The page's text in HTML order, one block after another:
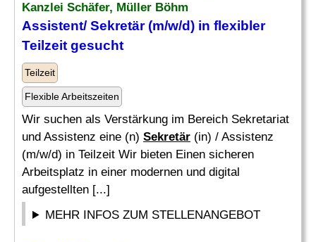
Kanzlei Schäfer, Müller Böhm
Assistent/ Sekretär(m/w/d) in flexibler
Teilzeit gesucht
Teilzeit
Flexible Arbeitszeiten
Wir suchen als Verstärkung im Bereich Sekretariat
und Assistenz eine (n) Sekretär (in) / Assistenz
(m/w/d) in Teilzeit Wir bieten Einen sicheren
Arbeitsplatz in einer modernen und digital
aufgestellten [...]
MEHR INFOS ZUM STELLENANGEBOT